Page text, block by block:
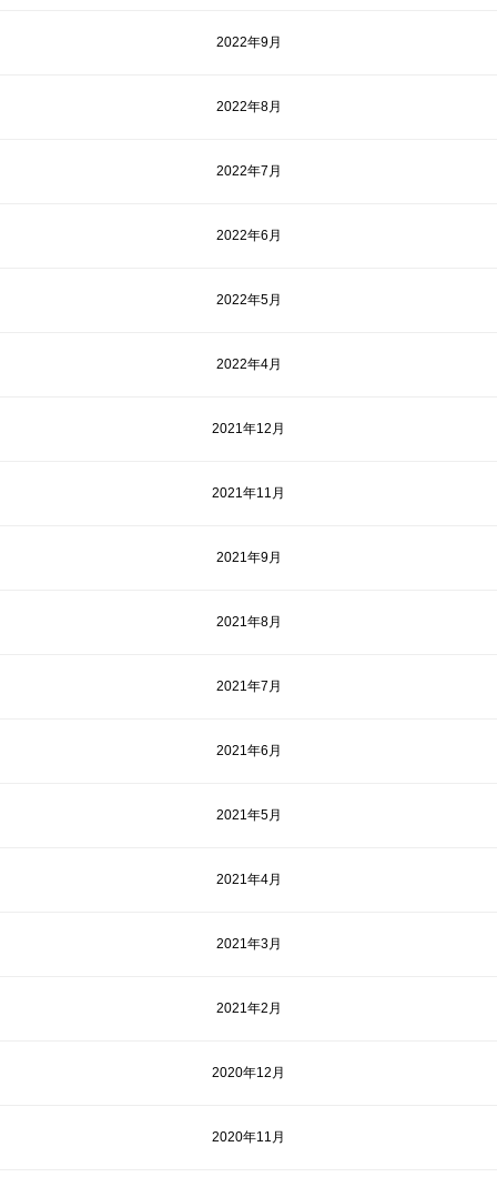
2022年9月
2022年8月
2022年7月
2022年6月
2022年5月
2022年4月
2021年12月
2021年11月
2021年9月
2021年8月
2021年7月
2021年6月
2021年5月
2021年4月
2021年3月
2021年2月
2020年12月
2020年11月